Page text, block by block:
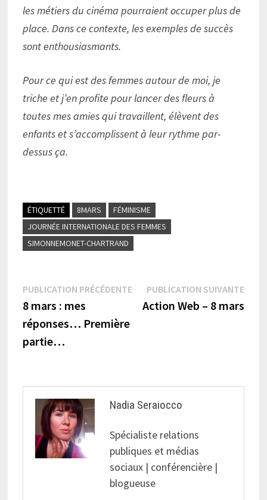
les métiers du cinéma pourraient occuper plus de
place. Dans ce contexte, les exemples de succès
sont enthousiasmants.
Pour ce qui est des femmes autour de moi, je
triche et j’en profite pour lancer des fleurs à
toutes mes amies qui travaillent, élèvent des
enfants et s’accomplissent à leur rythme par-
dessus ça.
ÉTIQUETTÉ 8MARS
FÉMINISME
JOURNÉE INTERNATIONALE DES FEMMES
SIMONNEMONET-CHARTRAND
Navigation
de
l’article
PUBLICATION PRÉCÉDENTEPublication
précédente :
8 mars : mes
réponses… Première
partie…
PUBLICATION SUIVANTE
Action Web – 8 mars
Nadia Seraiocco
Spécialiste relations
publiques et médias
sociaux | conférencière |
blogueuse